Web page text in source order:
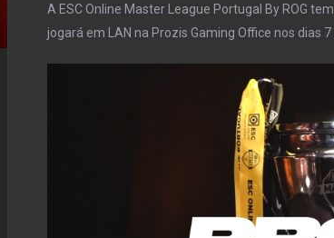
A ESC Online Master League Portugal By ROG
jogará em LAN na Prozis Gaming Office nos dias 7